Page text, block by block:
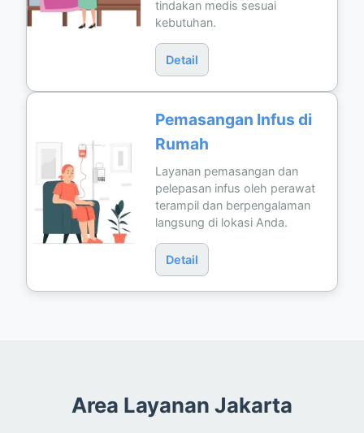
tindakan medis sesuai
kebutuhan.
Detail
Pemasangan Infus di
Rumah
Layanan pemasangan dan
pelepasan infus oleh perawat
terampil dan berpengalaman
langsung di lokasi Anda.
Detail
Area Layanan Jakarta